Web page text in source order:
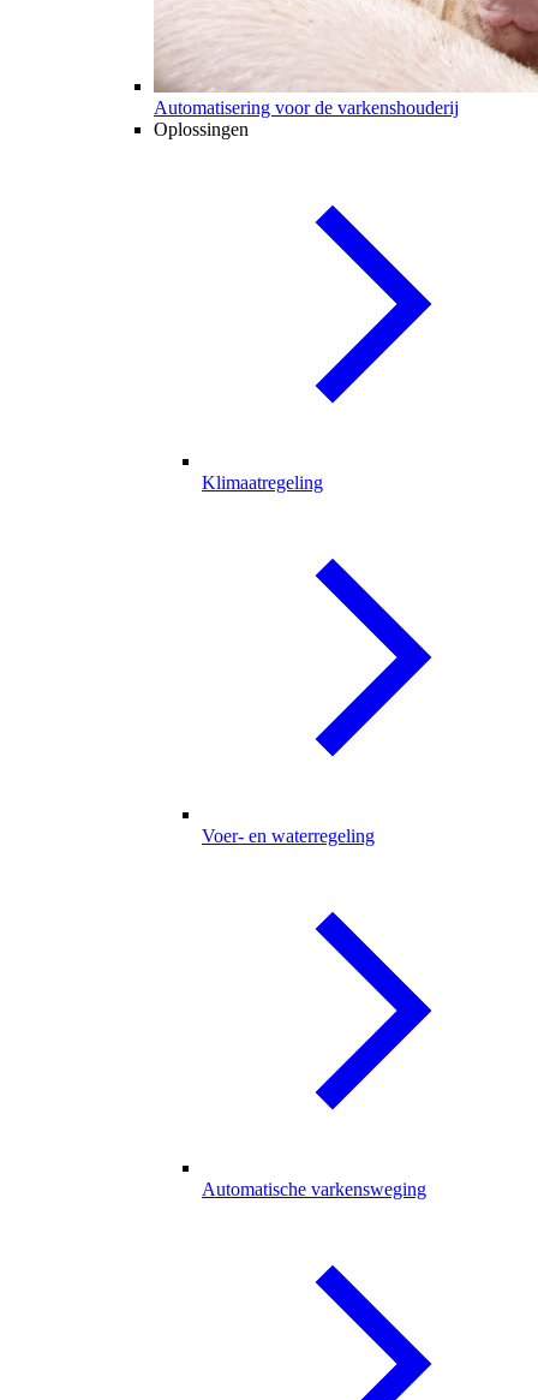
Automatisering voor de varkenshouderij
Oplossingen
Klimaatregeling
Voer- en waterregeling
Automatische varkensweging